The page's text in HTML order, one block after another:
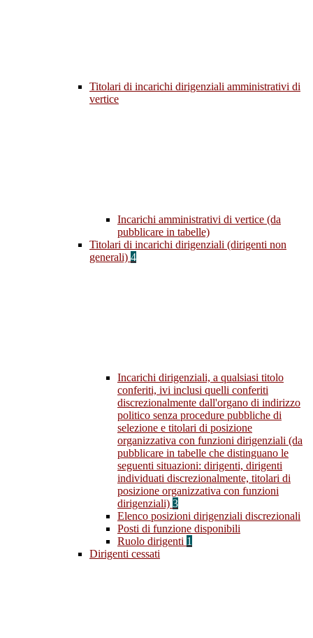
Titolari di incarichi dirigenziali amministrativi di
vertice
Incarichi amministrativi di vertice (da
pubblicare in tabelle)
Titolari di incarichi dirigenziali (dirigenti non
generali) 4
Incarichi dirigenziali, a qualsiasi titolo
conferiti, ivi inclusi quelli conferiti
discrezionalmente dall'organo di indirizzo
politico senza procedure pubbliche di
selezione e titolari di posizione
organizzativa con funzioni dirigenziali (da
pubblicare in tabelle che distinguano le
seguenti situazioni: dirigenti, dirigenti
individuati discrezionalmente, titolari di
posizione organizzativa con funzioni
dirigenziali) 3
Elenco posizioni dirigenziali discrezionali
Posti di funzione disponibili
Ruolo dirigenti 1
Dirigenti cessati